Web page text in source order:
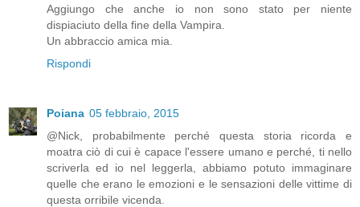
Aggiungo che anche io non sono stato per niente
dispiaciuto della fine della Vampira.
Un abbraccio amica mia.
Rispondi
Poiana 05 febbraio, 2015
@Nick, probabilmente perché questa storia ricorda e
moatra ciò di cui è capace l'essere umano e perché, ti nello
scriverla ed io nel leggerla, abbiamo potuto immaginare
quelle che erano le emozioni e le sensazioni delle vittime di
questa orribile vicenda.